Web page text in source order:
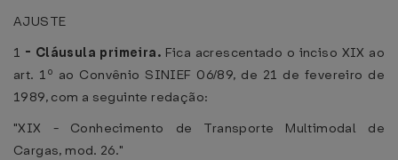
AJUSTE
1 - Cláusula primeira. Fica acrescentado o inciso XIX ao
art. 1º ao Convênio SINIEF 06/89, de 21 de fevereiro de
1989, com a seguinte redação:
"XIX - Conhecimento de Transporte Multimodal de
Cargas, mod. 26."